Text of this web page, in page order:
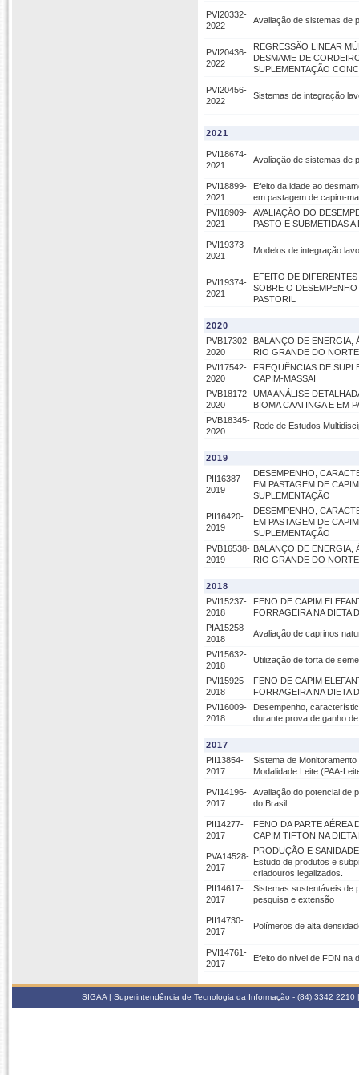
PVI20332-
2022
Avaliação de sistemas de
PVI20436-
2022
REGRESSÃO LINEAR
DESMAME DE
SUPLEMENTAÇÃO
PVI20456-
2022
Sistemas de integração
2021
PVI18674-
2021
Avaliação de sistemas de
PVI18899-
2021
Efeito da idade ao
em pastagem de capim-
PVI18909-
2021
AVALIAÇÃO DO
PASTO E SUBMETIDAS
PVI19373-
2021
Modelos de integração
PVI19374-
2021
EFEITO DE
SOBRE O
PASTORIL
2020
PVB17302-
2020
BALANÇO DE ENERGIA,
RIO GRANDE DO NORTE
PVI17542-
2020
FREQUÊNCIAS DE
CAPIM-MASSAI
PVB18172-
2020
UMA ANÁLISE
BIOMA CAATINGA E EM
PVB18345-
2020
Rede de Estudos
2019
PII16387-
2019
DESEMPENHO,
EM PASTAGEM DE
SUPLEMENTAÇÃO
PII16420-
2019
DESEMPENHO,
EM PASTAGEM DE
SUPLEMENTAÇÃO
PVB16538-
2019
BALANÇO DE ENERGIA,
RIO GRANDE DO NORTE
2018
PVI15237-
2018
FENO DE CAPIM
FORRAGEIRA NA DIETA
PIA15258-
2018
Avaliação de caprinos
PVI15632-
2018
Utilização de torta de
PVI15925-
2018
FENO DE CAPIM
FORRAGEIRA NA DIETA
PVI16009-
2018
Desempenho,
durante prova de ganho
2017
PII13854-
2017
Sistema de
Modalidade Leite (PAA-
PVI14196-
2017
Avaliação do potencial de
do Brasil
PII14277-
2017
FENO DA PARTE AÉREA
CAPIM TIFTON NA
PVA14528-
2017
PRODUÇÃO E
Estudo de produtos e
criadouros legalizados.
PII14617-
2017
Sistemas sustentáveis de
pesquisa e extensão
PII14730-
2017
Polímeros de alta
PVI14761-
2017
Efeito do nível de FDN na
SIGAA | Superintendência de Tecnologia da Informação - (84) 3342